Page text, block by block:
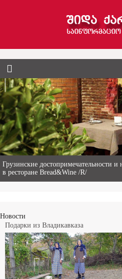
Гиви Абалаки – 86-летний фермер из
Подарки из Владикавказа